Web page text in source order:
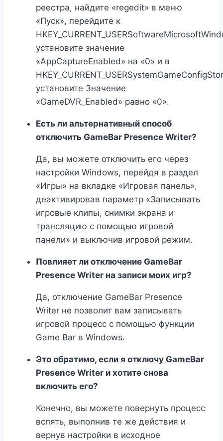
реестра, найдите «regedit» в меню
«Пуск», перейдите к
установите значение
«AppCaptureEnabled» на «0» и в
установите Значение
«GameDVR_Enabled» равно «0».
Есть ли альтернативный способ
отключить GameBar Presence Writer?
Да, вы можете отключить его через
настройки Windows, перейдя в раздел
«Игры» на вкладке «Игровая панель»,
деактивировав параметр «Записывать
игровые клипы, снимки экрана и
трансляцию с помощью игровой
панели» и выключив игровой режим.
Повлияет ли отключение GameBar
Presence Writer на записи моих игр?
Да, отключение GameBar Presence
Writer не позволит вам записывать
игровой процесс с помощью функции
Game Bar в Windows.
Это обратимо, если я отключу GameBar
Presence Writer и хотите снова
включить его?
Конечно, вы можете повернуть процесс
вспять, выполнив те же действия и
вернув настройки в исходное